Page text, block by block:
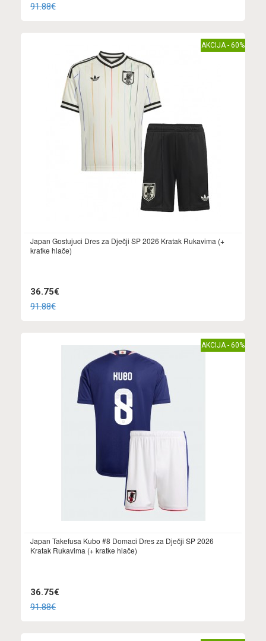
91.88€
AKCIJA - 60%
Japan Gostujuci Dres za Dječji SP 2026 Kratak Rukavima (+
kratke hlače)
36.75€
91.88€
AKCIJA - 60%
Japan Takefusa Kubo #8 Domaci Dres za Dječji SP 2026
Kratak Rukavima (+ kratke hlače)
36.75€
91.88€